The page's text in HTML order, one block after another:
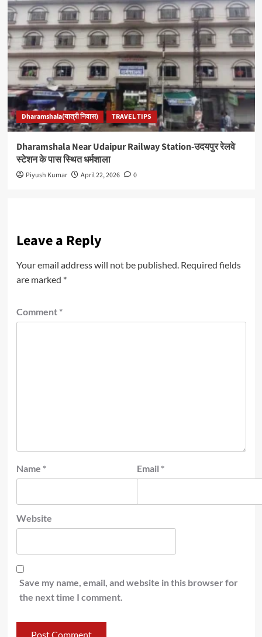
Dharamshala(यात्री निवास) TRAVEL TIPS
Dharamshala Near Udaipur Railway Station-उदयपुर रेलवे
स्टेशन के पास स्थित धर्मशाला
Piyush Kumar April 22, 2026 0
Leave a Reply
Your email address will not be published. Required fields
are marked *
Comment *
Name * Email *
Website
Save my name, email, and website in this browser for
the next time I comment.